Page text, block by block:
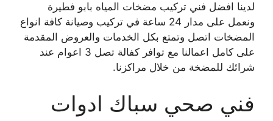
لدينا افضل فني تركيب مضخات المياه بابو فطيرة
ونعمل على مدار 24 ساعة في تركيب وصيانة كافة انواع
المضخات اتصل وتمتع بكل الخدمات والعروض المقدمة
على كامل اعمالنا مع توافر كفالة تصل 3 اعوام عند
شرائك للمضخة من خلال مراكزنا.
فني صحي سباك ادوات